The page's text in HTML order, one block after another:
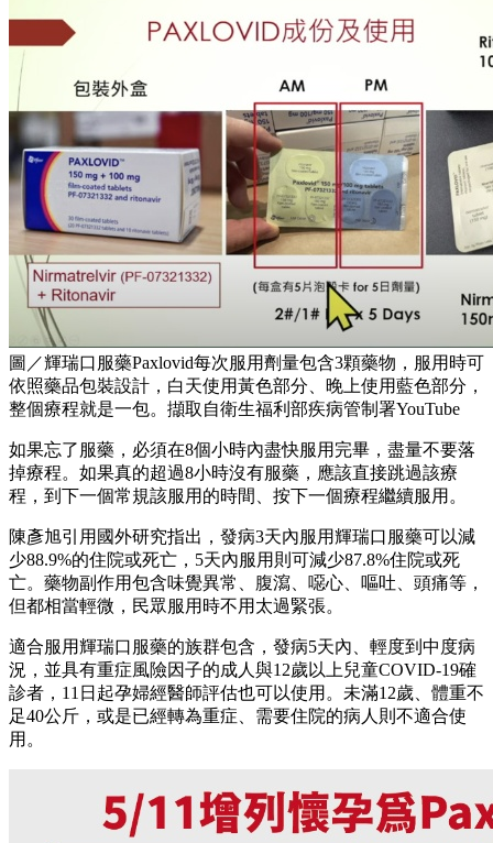
圖／輝瑞口服藥Paxlovid每次服用劑量包含3顆藥物，服用時可
依照藥品包裝設計，白天使用黃色部分、晚上使用藍色部分，
整個療程就是一包。擷取自衛生福利部疾病管制署YouTube
如果忘了服藥，必須在8個小時內盡快服用完畢，盡量不要落
掉療程。如果真的超過8小時沒有服藥，應該直接跳過該療
程，到下一個常規該服用的時間、按下一個療程繼續服用。
陳彥旭引用國外研究指出，發病3天內服用輝瑞口服藥可以減
少88.9%的住院或死亡，5天內服用則可減少87.8%住院或死
亡。藥物副作用包含味覺異常、腹瀉、噁心、嘔吐、頭痛等，
但都相當輕微，民眾服用時不用太過緊張。
適合服用輝瑞口服藥的族群包含，發病5天內、輕度到中度病
況，並具有重症風險因子的成人與12歲以上兒童COVID-19確
診者，11日起孕婦經醫師評估也可以使用。未滿12歲、體重不
足40公斤，或是已經轉為重症、需要住院的病人則不適合使
用。